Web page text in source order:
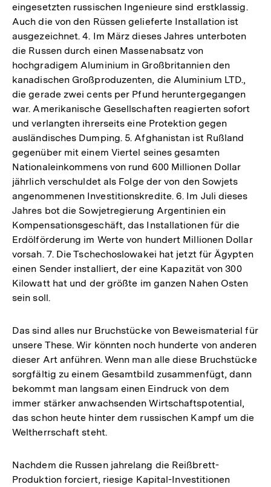
eingesetzten russischen Ingenieure sind erstklassig.
Auch die von den Rüssen gelieferte Installation ist
ausgezeichnet. 4. Im März dieses Jahres unterboten
die Russen durch einen Massenabsatz von
hochgradigem Aluminium in Großbritannien den
kanadischen Großproduzenten, die Aluminium LTD.,
die gerade zwei cents per Pfund heruntergegangen
war. Amerikanische Gesellschaften reagierten sofort
und verlangten ihrerseits eine Protektion gegen
ausländisches Dumping. 5. Afghanistan ist Rußland
gegenüber mit einem Viertel seines gesamten
Nationaleinkommens von rund 600 Millionen Dollar
jährlich verschuldet als Folge der von den Sowjets
angenommenen Investitionskredite. 6. Im Juli dieses
Jahres bot die Sowjetregierung Argentinien ein
Kompensationsgeschäft, das Installationen für die
Erdölförderung im Werte von hundert Millionen Dollar
vorsah. 7. Die Tschechoslowakei hat jetzt für Ägypten
einen Sender installiert, der eine Kapazität von 300
Kilowatt hat und der größte im ganzen Nahen Osten
sein soll.
Das sind alles nur Bruchstücke von Beweismaterial für
unsere These. Wir könnten noch hunderte von anderen
dieser Art anführen. Wenn man alle diese Bruchstücke
sorgfältig zu einem Gesamtbild zusammenfügt, dann
bekommt man langsam einen Eindruck von dem
immer stärker anwachsenden Wirtschaftspotential,
das schon heute hinter dem russischen Kampf um die
Weltherrschaft steht.
Nachdem die Russen jahrelang die Reißbrett-
Produktion forciert, riesige Kapital-Investitionen